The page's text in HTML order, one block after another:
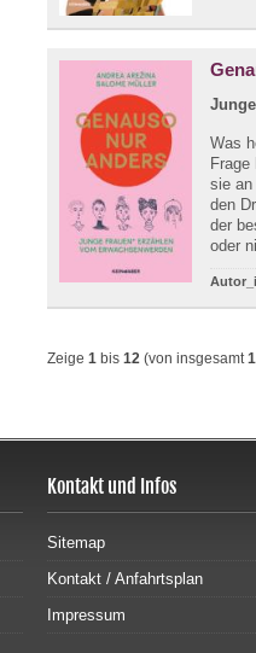
Was
sie
den
der
oder
Zeige 1 bis 12 (von insgesamt
Kontakt und Infos
Sitemap
Kontakt / Anfahrtsplan
Impressum